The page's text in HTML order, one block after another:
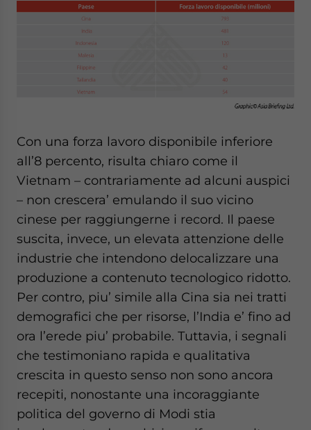
Con una forza lavoro disponibile inferiore
all’8 percento, risulta chiaro come il
Vietnam – contrariamente ad alcuni auspici
– non crescera’ emulando il suo vicino
cinese per raggiungerne i record. Il paese
suscita, invece, un elevata attenzione delle
industrie che intendono delocalizzare una
produzione a contenuto tecnologico ridotto.
Per contro, piu’ simile alla Cina sia nei tratti
demografici che per risorse, l’India e’ fino ad
ora l’erede piu’ probabile. Tuttavia, i segnali
che testimoniano rapida e qualitativa
crescita in questo senso non sono ancora
recepiti, nonostante una incoraggiante
politica del governo di Modi stia